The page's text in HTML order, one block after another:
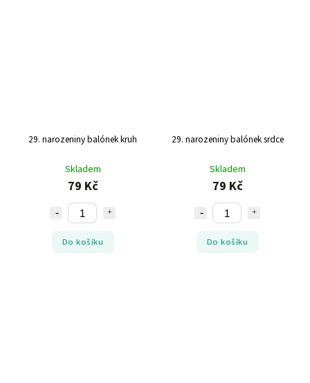
29. narozeniny balónek kruh
Skladem
79 Kč
Do košíku
29. narozeniny balónek srdce
Skladem
79 Kč
Do košíku